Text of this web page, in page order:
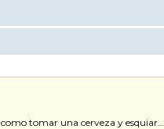
tomar una cerveza y esquiar…